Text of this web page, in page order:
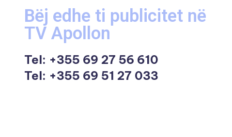
Bëj edhe ti publicitet në
TV Apollon
Tel: +355 69 27 56 610
Tel: +355 69 51 27 033